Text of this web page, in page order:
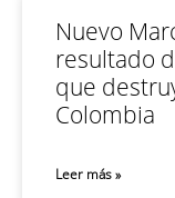
Nuevo
resultado
que
Colombia
Leer más »